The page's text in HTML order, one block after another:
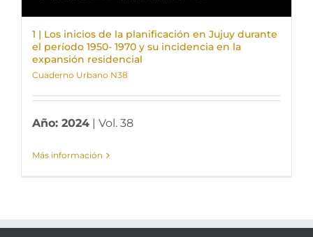
1 | Los inicios de la planificación en Jujuy durante
el período 1950- 1970 y su incidencia en la
expansión residencial
Cuaderno Urbano N38
Año: 2024 | Vol. 38
Más información